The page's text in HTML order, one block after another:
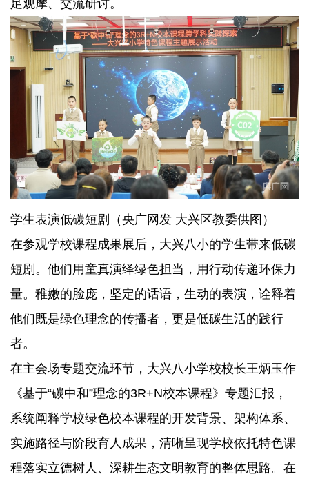
足观摩、交流研讨。
学生表演低碳短剧（央广网发 大兴区教委供图）
在参观学校课程成果展后，大兴八小的学生带来低碳
短剧。他们用童真演绎绿色担当，用行动传递环保力
量。稚嫩的脸庞，坚定的话语，生动的表演，诠释着
他们既是绿色理念的传播者，更是低碳生活的践行
者。
在主会场专题交流环节，大兴八小学校校长王炳玉作
《基于“碳中和”理念的3R+N校本课程》专题汇报，
系统阐释学校绿色校本课程的开发背景、架构体系、
实施路径与阶段育人成果，清晰呈现学校依托特色课
程落实立德树人、深耕生态文明教育的整体思路。在